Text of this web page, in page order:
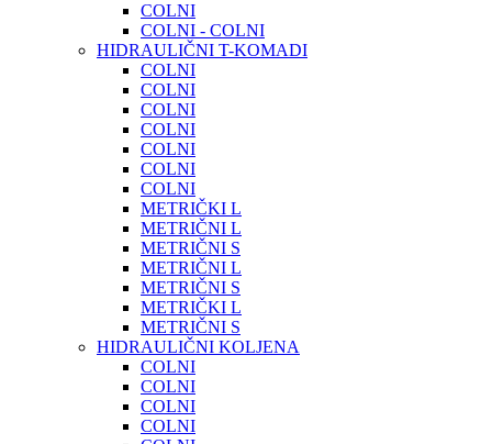
COLNI
COLNI - COLNI
HIDRAULIČNI T-KOMADI
COLNI
COLNI
COLNI
COLNI
COLNI
COLNI
COLNI
METRIČKI L
METRIČNI L
METRIČNI S
METRIČNI L
METRIČNI S
METRIČKI L
METRIČNI S
HIDRAULIČNI KOLJENA
COLNI
COLNI
COLNI
COLNI